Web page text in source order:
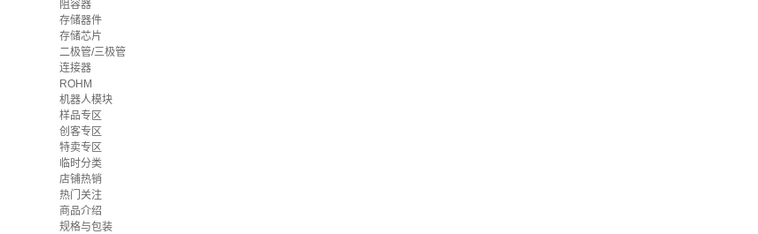
阻容器
存储器件
存储芯片
二极管/三极管
连接器
ROHM
机器人模块
样品专区
创客专区
特卖专区
临时分类
店铺热销
热门关注
商品介绍
规格与包装